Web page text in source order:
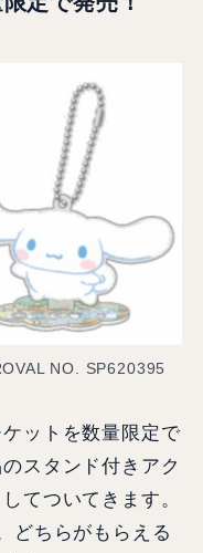
NO. SP620395
ットを数量限定で
スタンド付きアク
てついてきます。
どちらがもらえる